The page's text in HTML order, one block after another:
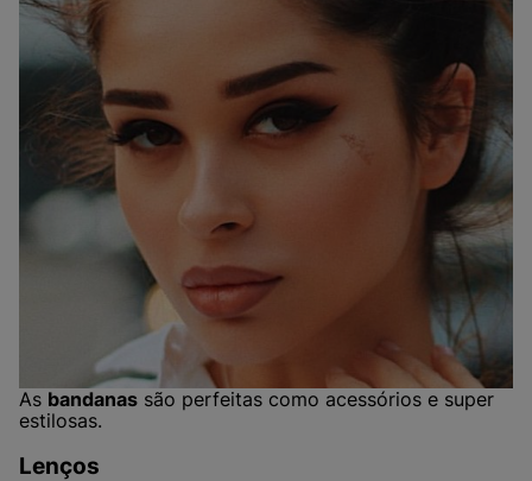
As bandanas são perfeitas como acessórios e super
estilosas.
Lenços